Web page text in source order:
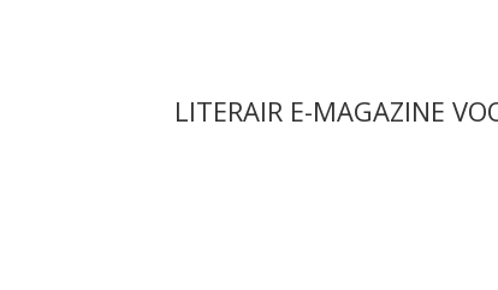
LITERAIR E-MAGAZINE